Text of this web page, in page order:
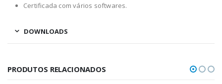
Certificada com vários softwares.
DOWNLOADS
PRODUTOS RELACIONADOS